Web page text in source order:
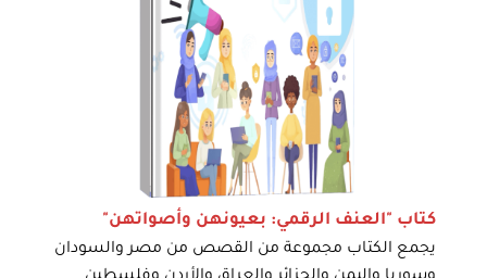
كتاب "العنف الرقمي: بعيونهن وأصواتهن"
يجمع الكتاب مجموعة من القصص من مصر والسودان